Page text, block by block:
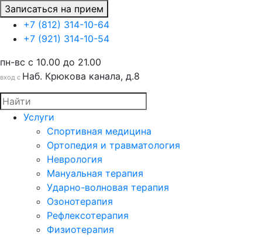
Записаться на прием
+7 (812) 314-10-64
+7 (921) 314-10-54
пн-вс c 10.00 до 21.00
вход с Наб. Крюкова канала, д.8
Услуги
Спортивная медицина
Ортопедия и травматология
Неврология
Мануальная терапия
Ударно-волновая терапия
Озонотерапия
Рефлексотерапия
Физиотерапия